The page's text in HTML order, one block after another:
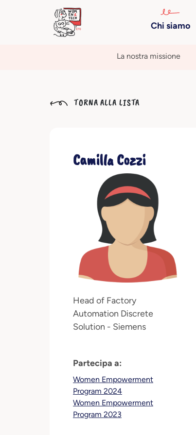
Chi siamo
La nostra missione
TORNA ALLA LISTA
Camilla Cozzi
Head of Factory
Automation Discrete
Solution - Siemens
Partecipa a:
Women Empowerment
Program 2024
Women Empowerment
Program 2023